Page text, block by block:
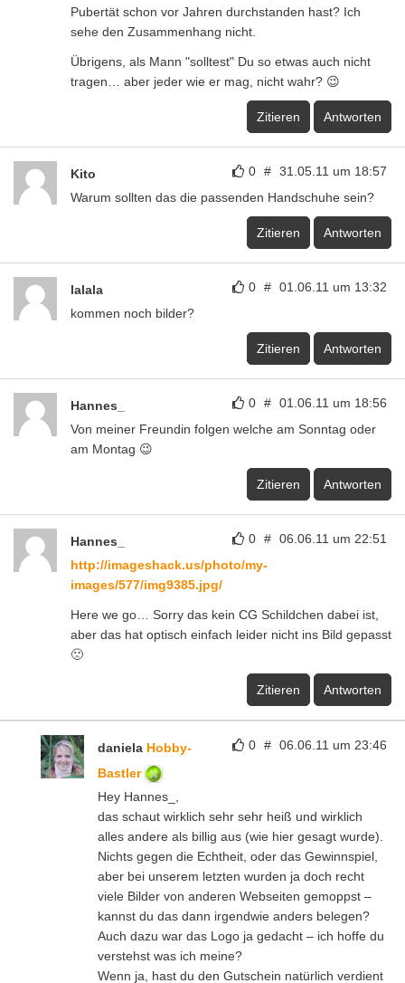
Pubertät schon vor Jahren durchstanden hast? Ich
sehe den Zusammenhang nicht.
Übrigens, als Mann "solltest" Du so etwas auch nicht
tragen… aber jeder wie er mag, nicht wahr? 😉
Zitieren Antworten
0 # 31.05.11 um 18:57
Kito
Warum sollten das die passenden Handschuhe sein?
Zitieren Antworten
0 # 01.06.11 um 13:32
lalala
kommen noch bilder?
Zitieren Antworten
0 # 01.06.11 um 18:56
Hannes_
Von meiner Freundin folgen welche am Sonntag oder
am Montag 😉
Zitieren Antworten
0 # 06.06.11 um 22:51
Hannes_
http://imageshack.us/photo/my-
images/577/img9385.jpg/
Here we go… Sorry das kein CG Schildchen dabei ist,
aber das hat optisch einfach leider nicht ins Bild gepasst
🙁
Zitieren Antworten
0 # 06.06.11 um 23:46
daniela Hobby-
Bastler
Hey Hannes_,
das schaut wirklich sehr sehr heiß und wirklich
alles andere als billig aus (wie hier gesagt wurde).
Nichts gegen die Echtheit, oder das Gewinnspiel,
aber bei unserem letzten wurden ja doch recht
viele Bilder von anderen Webseiten gemoppst –
kannst du das dann irgendwie anders belegen?
Auch dazu war das Logo ja gedacht – ich hoffe du
verstehst was ich meine?
Wenn ja, hast du den Gutschein natürlich verdient